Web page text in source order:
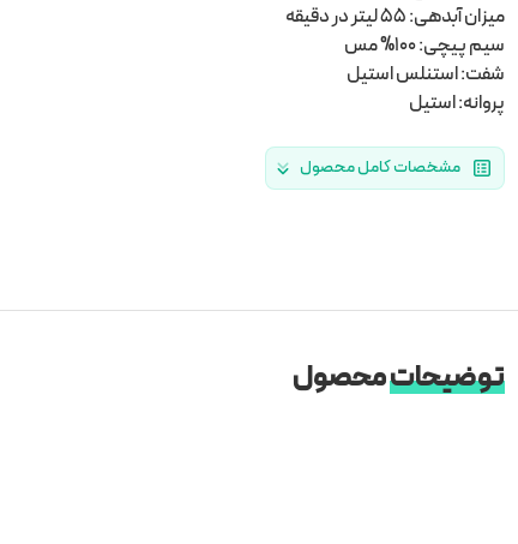
میزان آبدهی: 55 لیتر در دقیقه
سیم پیچی: 100% مس
شفت: استنلس استیل
پروانه: استیل
مشخصات کامل محصول
توضیحاتمحصول